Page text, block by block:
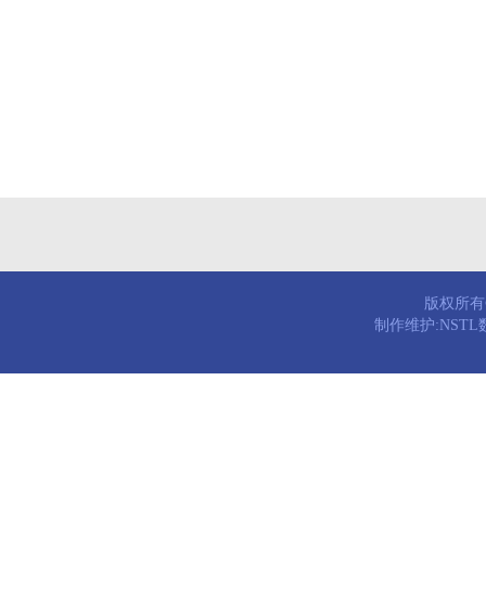
版权所
制作维护:NSTL